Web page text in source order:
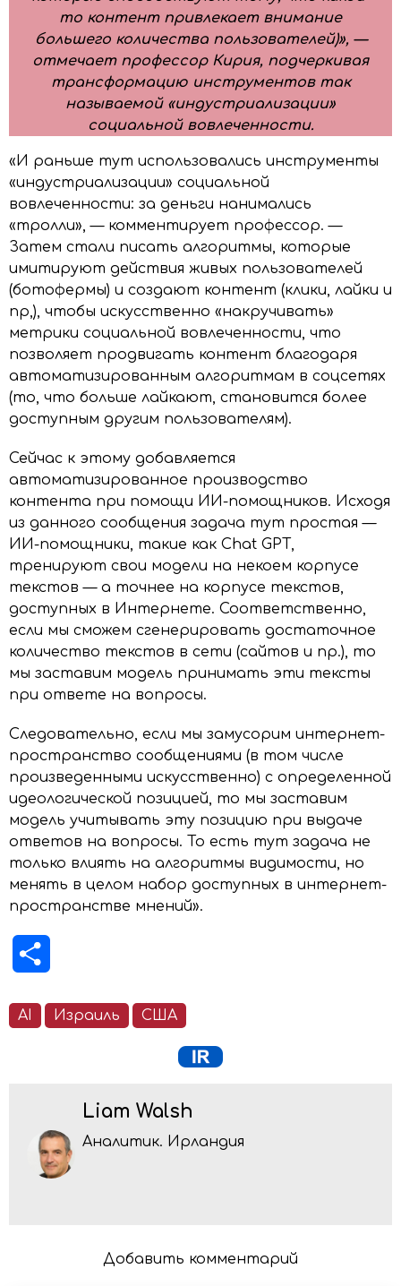
то контент привлекает внимание
большего количества пользователей)», —
отмечает профессор Кирия, подчеркивая
трансформацию инструментов так
называемой «индустриализации»
социальной вовлеченности.
«И раньше тут использовались инструменты
«индустриализации» социальной
вовлеченности: за деньги нанимались
«тролли», — комментирует профессор. —
Затем стали писать алгоритмы, которые
имитируют действия живых пользователей
(ботофермы) и создают контент (клики, лайки и
пр,), чтобы искусственно «накручивать»
метрики социальной вовлеченности, что
позволяет продвигать контент благодаря
автоматизированным алгоритмам в соцсетях
(то, что больше лайкают, становится более
доступным другим пользователям).
Сейчас к этому добавляется
автоматизированное производство
контента при помощи ИИ-помощников. Исходя
из данного сообщения задача тут простая —
ИИ-помощники, такие как Chat GPT,
тренируют свои модели на некоем корпусе
текстов — а точнее на корпусе текстов,
доступных в Интернете. Соответственно,
если мы сможем сгенерировать достаточное
количество текстов в сети (сайтов и пр.), то
мы заставим модель принимать эти тексты
при ответе на вопросы.
Следовательно, если мы замусорим интернет-
пространство сообщениями (в том числе
произведенными искусственно) с определенной
идеологической позицией, то мы заставим
модель учитывать эту позицию при выдаче
ответов на вопросы. То есть тут задача не
только влиять на алгоритмы видимости, но
менять в целом набор доступных в интернет-
пространстве мнений».
AI Израиль США
Liam Walsh
Аналитик. Ирландия
Добавить комментарий